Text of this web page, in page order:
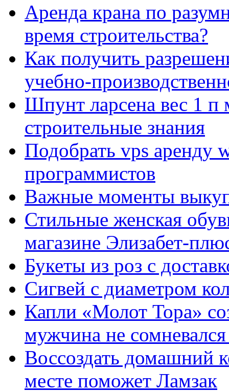
Аренда крана по
время строительства?
Как получить
учебно-
Шпунт ларсена вес 1 п
строительные знания
Подобрать vps аренду
программистов
Важные моменты
Стильные женская
магазине Элизабет-
Букеты из роз с
Сигвей с диаметром
Капли «Молот Тора»
мужчина не
Воссоздать домашний
месте поможет Ламзак